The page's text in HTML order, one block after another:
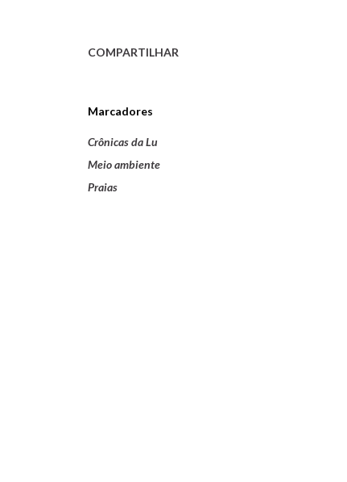
COMPARTILHAR
Marcadores
Crônicas da Lu
Meio ambiente
Praias